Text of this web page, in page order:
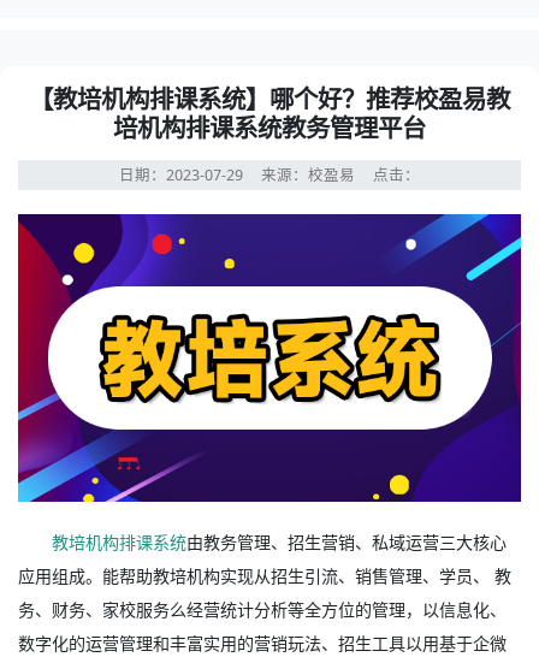
【教培机构排课系统】哪个好？推荐校盈易教
培机构排课系统教务管理平台
日期：2023-07-29 来源：校盈易 点击：
教培机构排课系统由教务管理、招生营销、私域运营三大核心
应用组成。能帮助教培机构实现从招生引流、销售管理、学员、 教
务、财务、家校服务么经营统计分析等全方位的管理，以信息化、
数字化的运营管理和丰富实用的营销玩法、招生工具以用基于企微